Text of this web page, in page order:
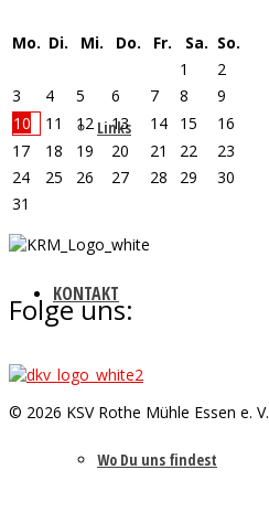
Links
KONTAKT
Wo Du uns findest
Mo. Di. Mi. Do. Fr. Sa. So.
1
2
3
4 5 6 7 8
9
10
11 12 13 14 15
16
17
18 19 20 21 22
23
24
25 26 27 28 29
30
31
Folge uns:
© 2026 KSV Rothe Mühle Essen e. V.